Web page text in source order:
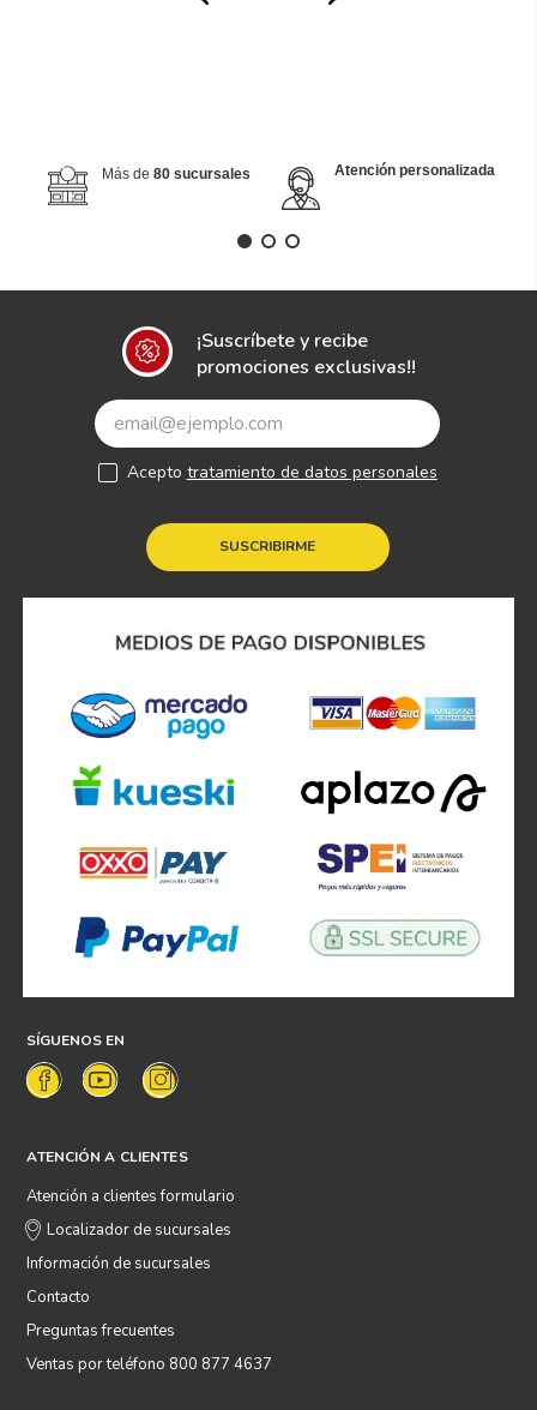
Más de 80 sucursales Atención personalizada
¡Suscríbete y recibe
promociones exclusivas!!
SUSCRIBIRME
Acepto tratamiento de datos personales
SÍGUENOS EN
ATENCIÓN A CLIENTES
Atención a clientes formulario
Localizador de sucursales
Información de sucursales
Contacto
Preguntas frecuentes
Ventas por teléfono 800 877 4637